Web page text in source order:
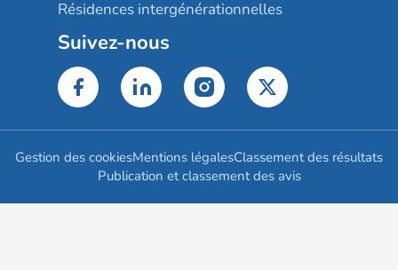
Résidences intergénérationnelles
Suivez-nous
Gestion des cookiesMentions légalesClassement des résultats
Publication et classement des avis